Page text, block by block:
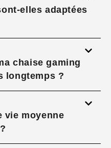
elles adaptées
chaise gaming
longtemps ?
vie moyenne